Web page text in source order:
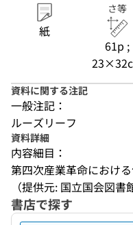
紙
さ等
61p ;
資料に関する注記
一般注記：
ルーズリーフ
資料詳細
内容細目：
第四次産業革命におけ
（提供元: 国立国会図書
書店で探す